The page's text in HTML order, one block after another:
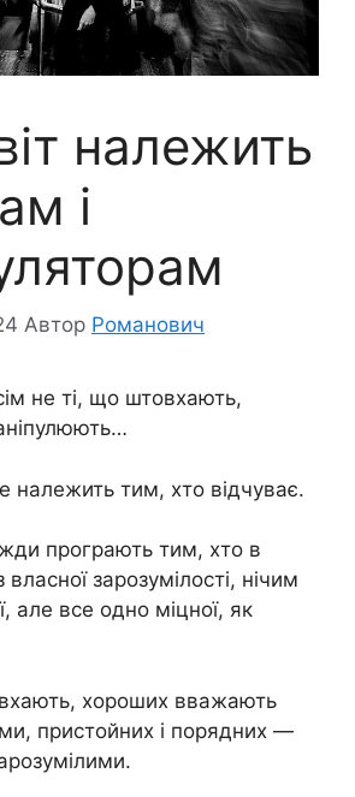
належить
і
Автор Романович
не ті, що штовхають,
належить тим, хто відчуває.
програють тим, хто в
власної зарозумілості, нічим
але все одно міцної, як
хороших вважають
пристойних і порядних —